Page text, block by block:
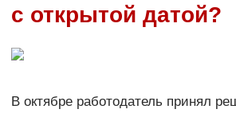
с открытой датой?
В октябре работодатель принял